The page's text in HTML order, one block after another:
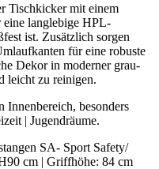
Tischkicker mit einem
langlebige HPL-
ist. Zusätzlich sorgen
für eine robuste
Dekor in moderner grau-
leicht zu reinigen.
Innenbereich, besonders
| Jugendräume.
SA- Sport Safety/
cm | Griffhöhe: 84 cm